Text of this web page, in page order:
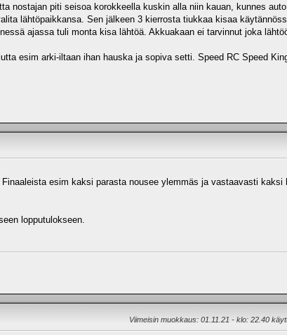
nostajan piti seisoa korokkeella kuskin alla niin kauan, kunnes
lähtöpaikkansa. Sen jälkeen 3 kierrosta tiukkaa kisaa
ajassa tuli monta kisa lähtöä. Akkuakaan ei tarvinnut joka
esim arki-iltaan ihan hauska ja sopiva setti. Speed RC Speed
esim kaksi parasta nousee ylemmäs ja vastaavasti kaksi
lopputulokseen.
Viimeisin muokkaus: 01.11.21 - klo: 22.40